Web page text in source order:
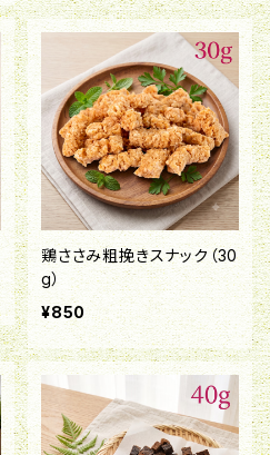
鶏ささみ粗挽きスナック（30
g）
¥850